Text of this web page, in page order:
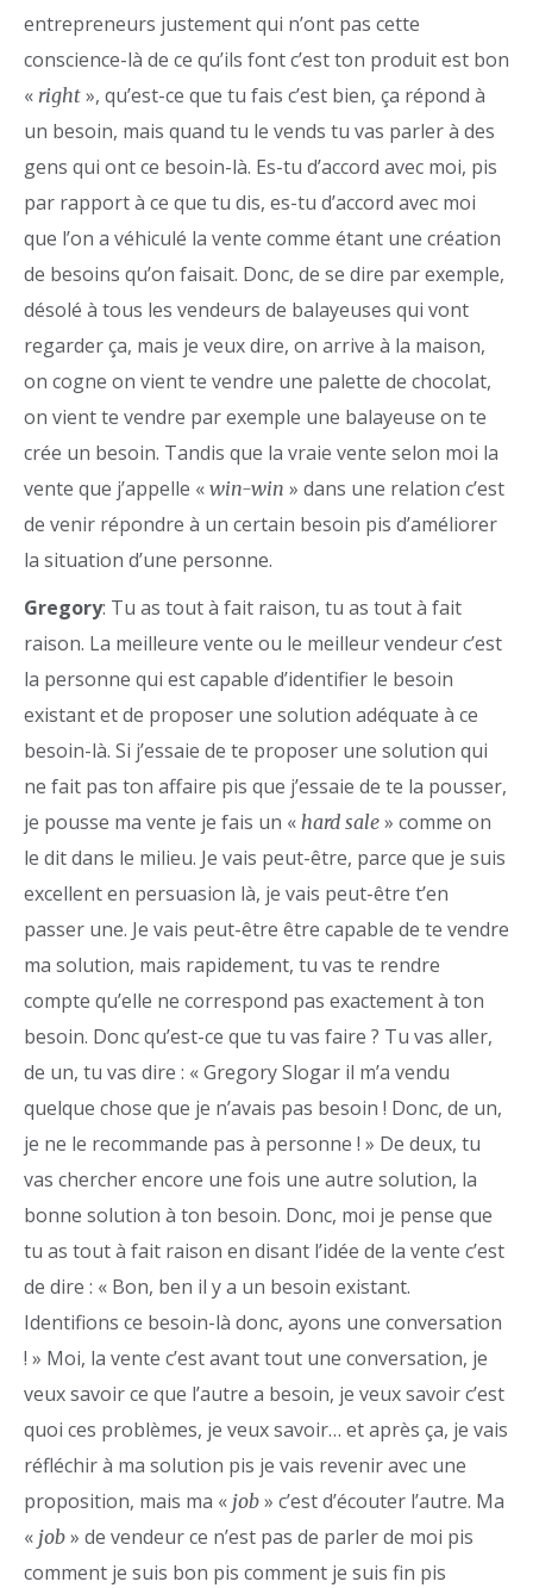
entrepreneurs justement qui n’ont pas cette
conscience-là de ce qu’ils font c’est ton produit est bon
« right », qu’est-ce que tu fais c’est bien, ça répond à
un besoin, mais quand tu le vends tu vas parler à des
gens qui ont ce besoin-là. Es-tu d’accord avec moi, pis
par rapport à ce que tu dis, es-tu d’accord avec moi
que l’on a véhiculé la vente comme étant une création
de besoins qu’on faisait. Donc, de se dire par exemple,
désolé à tous les vendeurs de balayeuses qui vont
regarder ça, mais je veux dire, on arrive à la maison,
on cogne on vient te vendre une palette de chocolat,
on vient te vendre par exemple une balayeuse on te
crée un besoin. Tandis que la vraie vente selon moi la
vente que j’appelle « win-win » dans une relation c’est
de venir répondre à un certain besoin pis d’améliorer
la situation d’une personne.
Gregory: Tu as tout à fait raison, tu as tout à fait
raison. La meilleure vente ou le meilleur vendeur c’est
la personne qui est capable d’identifier le besoin
existant et de proposer une solution adéquate à ce
besoin-là. Si j’essaie de te proposer une solution qui
ne fait pas ton affaire pis que j’essaie de te la pousser,
je pousse ma vente je fais un « hard sale » comme on
le dit dans le milieu. Je vais peut-être, parce que je suis
excellent en persuasion là, je vais peut-être t’en
passer une. Je vais peut-être être capable de te vendre
ma solution, mais rapidement, tu vas te rendre
compte qu’elle ne correspond pas exactement à ton
besoin. Donc qu’est-ce que tu vas faire ? Tu vas aller,
de un, tu vas dire : « Gregory Slogar il m’a vendu
quelque chose que je n’avais pas besoin ! Donc, de un,
je ne le recommande pas à personne ! » De deux, tu
vas chercher encore une fois une autre solution, la
bonne solution à ton besoin. Donc, moi je pense que
tu as tout à fait raison en disant l’idée de la vente c’est
de dire : « Bon, ben il y a un besoin existant.
Identifions ce besoin-là donc, ayons une conversation
! » Moi, la vente c’est avant tout une conversation, je
veux savoir ce que l’autre a besoin, je veux savoir c’est
quoi ces problèmes, je veux savoir… et après ça, je vais
réfléchir à ma solution pis je vais revenir avec une
proposition, mais ma « job » c’est d’écouter l’autre. Ma
« job » de vendeur ce n’est pas de parler de moi pis
comment je suis bon pis comment je suis fin pis